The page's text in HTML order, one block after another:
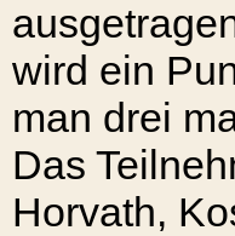
wird ein
man drei
Das
Horvath,